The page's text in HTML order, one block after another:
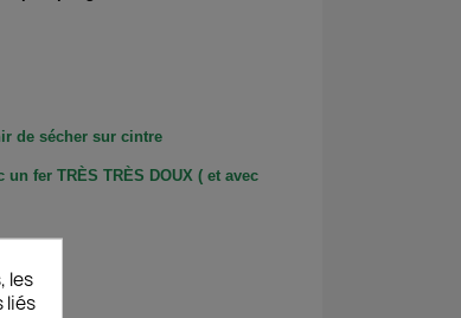
de sécher sur cintre
fer TRÈS TRÈS DOUX ( et avec
les
liés